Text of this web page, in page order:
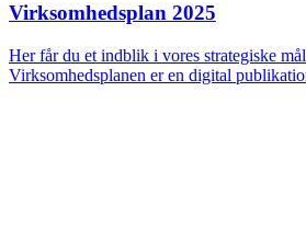
Virksomhedsplan 2025
Her får du et indblik i vores strategiske
Virksomhedsplanen er en digital